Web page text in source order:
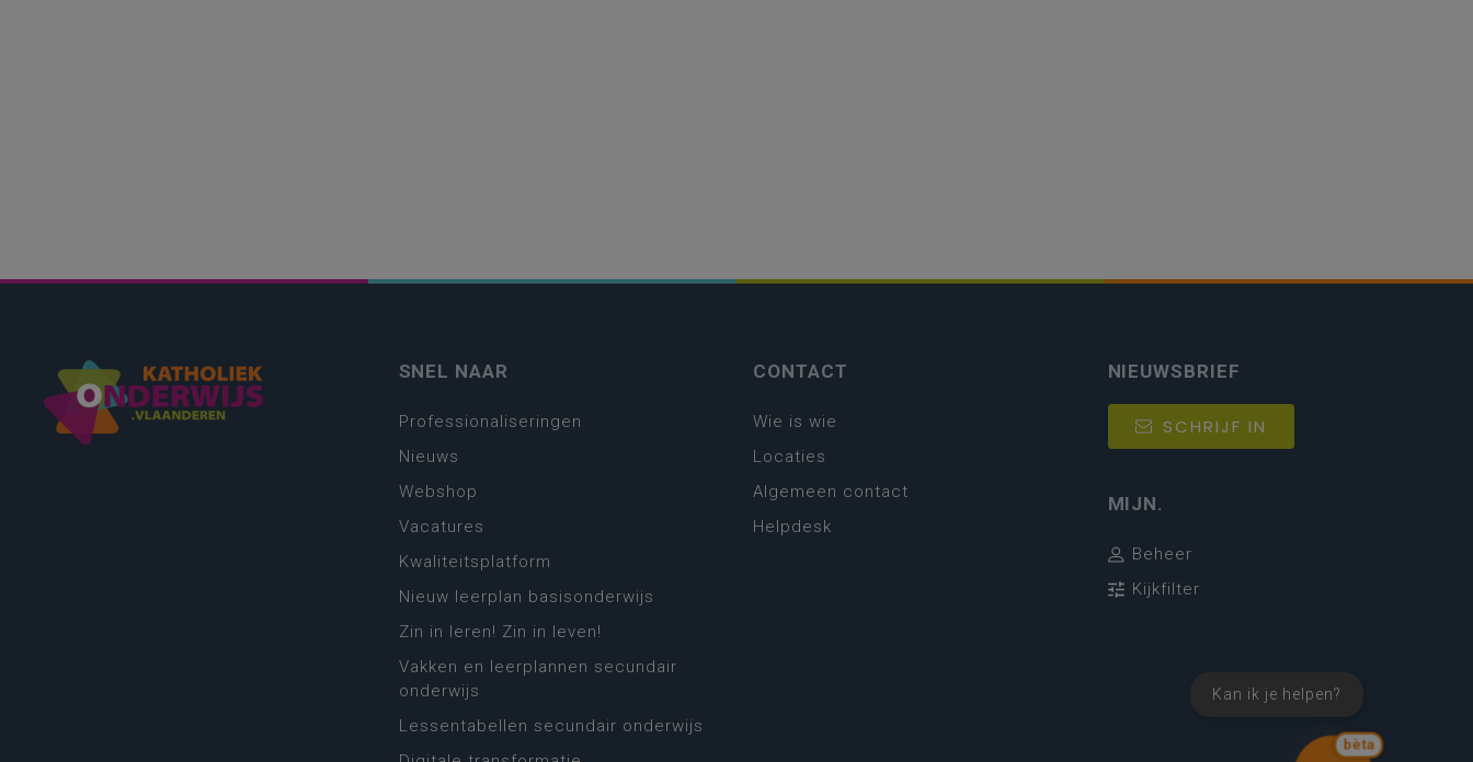
bèta
Kan ik je helpen?
SNEL NAAR
Professionaliseringen
Nieuws
Webshop
Vacatures
Kwaliteitsplatform
Nieuw leerplan basisonderwijs
Zin in leren! Zin in leven!
Vakken en leerplannen secundair
onderwijs
Lessentabellen secundair onderwijs
CONTACT
Wie is wie
Locaties
Algemeen contact
Helpdesk
NIEUWSBRIEF
SCHRIJF IN
MIJN.
Beheer
Kijkfilter